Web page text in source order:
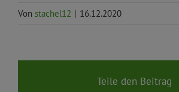
Von stachel12 | 16.12.2020
Teile den Beitrag